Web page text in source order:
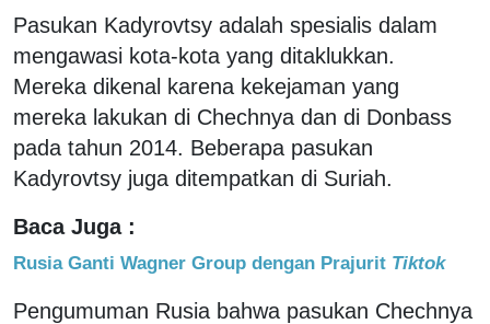
Pasukan Kadyrovtsy adalah spesialis dalam
mengawasi kota-kota yang ditaklukkan.
Mereka dikenal karena kekejaman yang
mereka lakukan di Chechnya dan di Donbass
pada tahun 2014. Beberapa pasukan
Kadyrovtsy juga ditempatkan di Suriah.
Baca Juga :
Rusia Ganti Wagner Group dengan Prajurit Tiktok
Pengumuman Rusia bahwa pasukan Chechnya